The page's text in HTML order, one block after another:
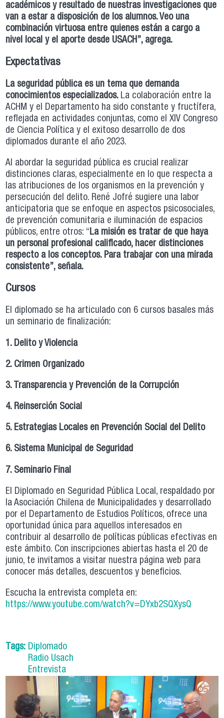
académicos y resultado de nuestras investigaciones que
van a estar a disposición de los alumnos. Veo una
combinación virtuosa entre quienes están a cargo a
nivel local y el aporte desde USACH”, agrega.
Expectativas
La seguridad pública es un tema que demanda
conocimientos especializados. La colaboración entre la
ACHM y el Departamento ha sido constante y fructífera,
reflejada en actividades conjuntas, como el XIV Congreso
de Ciencia Política y el exitoso desarrollo de dos
diplomados durante el año 2023.
Al abordar la seguridad pública es crucial realizar
distinciones claras, especialmente en lo que respecta a
las atribuciones de los organismos en la prevención y
persecución del delito. René Jofré sugiere una labor
anticipatoria que se enfoque en aspectos psicosociales,
de prevención comunitaria e iluminación de espacios
públicos, entre otros: “La misión es tratar de que haya
un personal profesional calificado, hacer distinciones
respecto a los conceptos. Para trabajar con una mirada
consistente”, señala.
Cursos
El diplomado se ha articulado con 6 cursos basales más
un seminario de finalización:
1. Delito y Violencia
2. Crimen Organizado
3. Transparencia y Prevención de la Corrupción
4. Reinserción Social
5. Estrategias Locales en Prevención Social del Delito
6. Sistema Municipal de Seguridad
7. Seminario Final
El Diplomado en Seguridad Pública Local, respaldado por
la Asociación Chilena de Municipalidades y desarrollado
por el Departamento de Estudios Políticos, ofrece una
oportunidad única para aquellos interesados en
contribuir al desarrollo de políticas públicas efectivas en
este ámbito. Con inscripciones abiertas hasta el 20 de
junio, te invitamos a visitar nuestra página web para
conocer más detalles, descuentos y beneficios.
Escucha la entrevista completa en:
https://www.youtube.com/watch?v=DYxb2SQXysQ
Tags: Diplomado
Radio Usach
Entrevista